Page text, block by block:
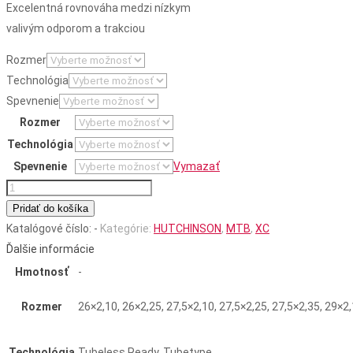
Excelentná rovnováha medzi nízkym
valivým odporom a trakciou
Rozmer
Technológia
Spevnenie
Rozmer
Technológia
Spevnenie
Vymazať
množstvo
PYTHON
2
Pridať do košíka
Katalógové číslo: - Kategórie: HUTCHINSON, MTB, XC
Ďalšie informácie
Hmotnosť
-
Rozmer 26×2,10, 26×2,25, 27,5×2,10, 27,5×2,25, 27,5×2,35,